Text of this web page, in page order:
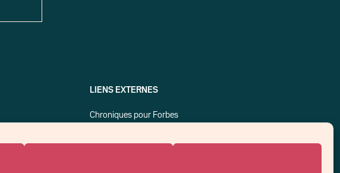
LIENS EXTERNES
Chroniques pour Forbes
Think tank